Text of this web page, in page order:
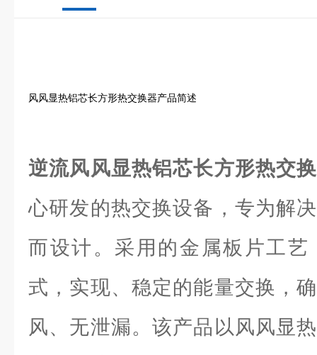
风风显热铝芯长方形热交换器产品简述
逆流风风显热铝芯长方形热交
心研发的热交换设备，专为解
而设计。采用的金属板片工艺
式，实现、稳定的能量交换，
风、无泄漏。该产品以风风显